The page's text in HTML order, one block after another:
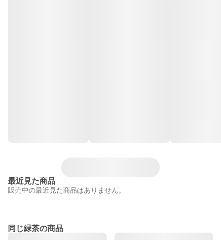
最近見た商品
販売中の最近見た商品はありません。
同じ緑茶の商品